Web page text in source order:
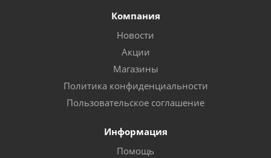
Компания
Новости
Акции
Магазины
Политика конфиденциальности
Пользовательское соглашение
Информация
Помощь